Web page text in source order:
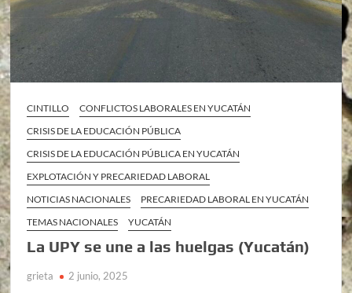
CINTILLO
CONFLICTOS LABORALES EN YUCATÁN
CRISIS DE LA EDUCACIÓN PÚBLICA
CRISIS DE LA EDUCACIÓN PÚBLICA EN YUCATÁN
EXPLOTACIÓN Y PRECARIEDAD LABORAL
NOTICIAS NACIONALES
PRECARIEDAD LABORAL EN YUCATÁN
TEMAS NACIONALES
YUCATÁN
La UPY se une a las huelgas (Yucatán)
grieta 2 junio, 2025